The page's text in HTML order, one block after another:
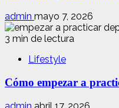
admin mayo 7, 2026
3 min de lectura
Lifestyle
Cómo empezar a
admin abril 17, 2026